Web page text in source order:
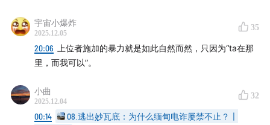
02:49:45美国为什么要全球追缴陈志？
02:52:47美国如何查封陈志12.7万枚比特币？
⛽本期加油站
宇宙小爆炸
2025.12.05
35
20:06
上位者施加的暴力就是如此自然而然，只因为“ta在那
里，而我可以”。
小曲
2025.12.04
32
00:14
08.逃出妙瓦底：为什么缅甸电诈屡禁不止？〡